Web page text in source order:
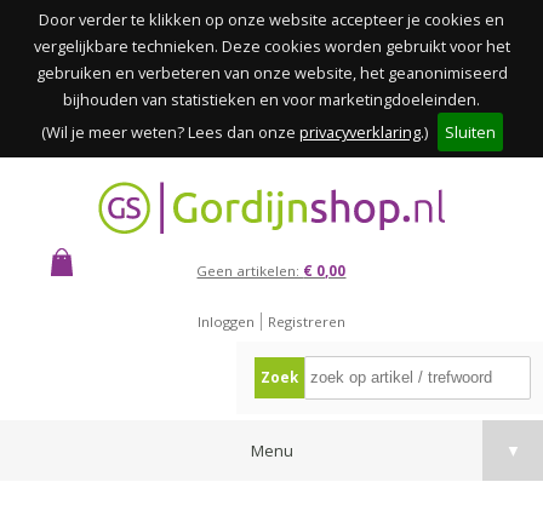
Door verder te klikken op onze website accepteer je cookies en
vergelijkbare technieken. Deze cookies worden gebruikt voor het
gebruiken en verbeteren van onze website, het geanonimiseerd
bijhouden van statistieken en voor marketingdoeleinden.
(Wil je meer weten? Lees dan onze privacyverklaring.) Sluiten
Geen artikelen: € 0,00
Inloggen Registreren
Zoek
Menu ▼